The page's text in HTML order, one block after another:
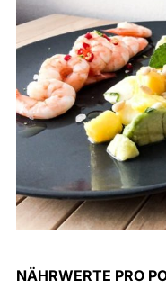
NÄHRWERTE PRO